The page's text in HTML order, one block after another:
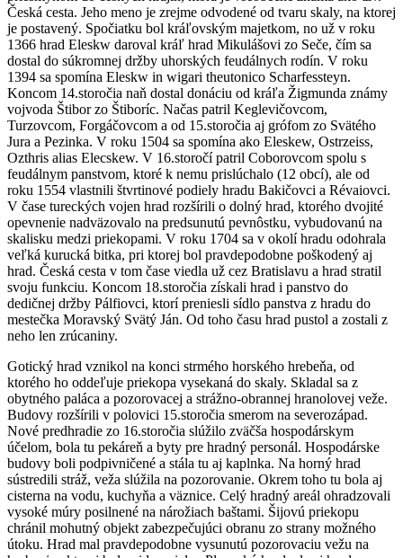
Česká cesta. Jeho meno je zrejme odvodené od tvaru skaly, na ktorej
je postavený. Spočiatku bol kráľovským majetkom, no už v roku
1366 hrad Eleskw daroval kráľ hrad Mikulášovi zo Seče, čím sa
dostal do súkromnej držby uhorských feudálnych rodín. V roku
1394 sa spomína Eleskw in wigari theutonico Scharfessteyn.
Koncom 14.storočia naň dostal donáciu od kráľa Žigmunda známy
vojvoda Štibor zo Štiboríc. Načas patril Keglevičovcom,
Turzovcom, Forgáčovcom a od 15.storočia aj grófom zo Svätého
Jura a Pezinka. V roku 1504 sa spomína ako Eleskew, Ostrzeiss,
Ozthris alias Elecskew. V 16.storočí patril Coborovcom spolu s
feudálnym panstvom, ktoré k nemu prislúchalo (12 obcí), ale od
roku 1554 vlastnili štvrtinové podiely hradu Bakičovci a Révaiovci.
V čase tureckých vojen hrad rozšírili o dolný hrad, ktorého dvojité
opevnenie nadväzovalo na predsunutú pevnôstku, vybudovanú na
skalisku medzi priekopami. V roku 1704 sa v okolí hradu odohrala
veľká kurucká bitka, pri ktorej bol pravdepodobne poškodený aj
hrad. Česká cesta v tom čase viedla už cez Bratislavu a hrad stratil
svoju funkciu. Koncom 18.storočia získali hrad i panstvo do
dedičnej držby Pálfiovci, ktorí preniesli sídlo panstva z hradu do
mestečka Moravský Svätý Ján. Od toho času hrad pustol a zostali z
neho len zrúcaniny.
Gotický hrad vznikol na konci strmého horského hrebeňa, od
ktorého ho oddeľuje priekopa vysekaná do skaly. Skladal sa z
obytného paláca a pozorovacej a strážno-obrannej hranolovej veže.
Budovy rozšírili v polovici 15.storočia smerom na severozápad.
Nové predhradie zo 16.storočia slúžilo zväčša hospodárskym
účelom, bola tu pekáreň a byty pre hradný personál. Hospodárske
budovy boli podpivničené a stála tu aj kaplnka. Na horný hrad
sústredili stráž, veža slúžila na pozorovanie. Okrem toho tu bola aj
cisterna na vodu, kuchyňa a väznice. Celý hradný areál ohradzovali
vysoké múry posilnené na nárožiach baštami. Šijovú priekopu
chránil mohutný objekt zabezpečujúci obranu zo strany možného
útoku. Hrad mal pravdepodobne vysunutú pozorovaciu vežu na